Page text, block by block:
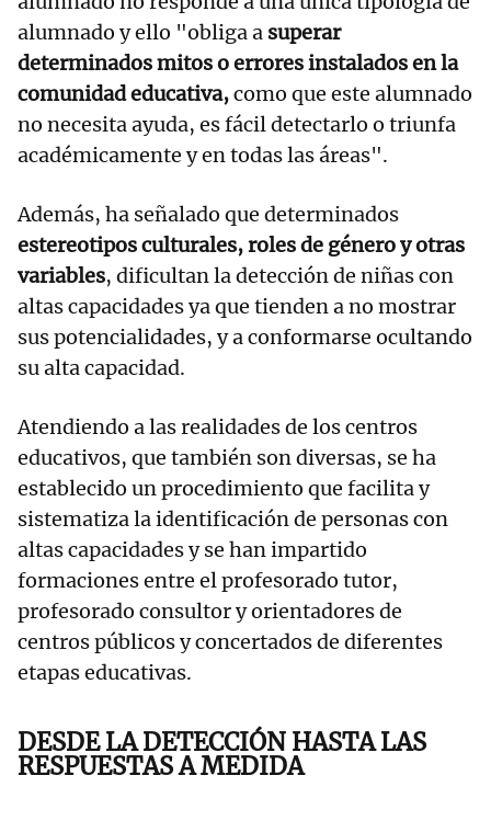
alumnado y ello "obliga a superar
determinados mitos o errores instalados en la
comunidad educativa,como que este alumnado
no necesita ayuda, es fácil detectarlo o triunfa
académicamente y en todas las áreas".
Además, ha señalado que determinados
estereotipos culturales, roles de género y otras
variables, dificultan la detección de niñas con
altas capacidades ya que tienden a no mostrar
sus potencialidades, y a conformarse ocultando
su alta capacidad.
Atendiendo a las realidades de los centros
educativos, que también son diversas, se ha
establecido un procedimiento que facilita y
sistematiza la identificación de personas con
altas capacidades y se han impartido
formaciones entre el profesorado tutor,
profesorado consultor y orientadores de
centros públicos y concertados de diferentes
etapas educativas.
DESDE LA DETECCIÓN HASTA LAS
RESPUESTAS A MEDIDA